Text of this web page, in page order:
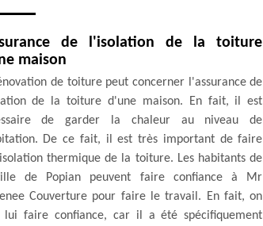
de l'isolation de la toiture
maison
de toiture peut concerner l'assurance de
de la toiture d'une maison. En fait, il est
de garder la chaleur au niveau de
De ce fait, il est très important de faire
thermique de la toiture. Les habitants de
de Popian peuvent faire confiance à Mr
Couverture pour faire le travail. En fait, on
lui faire confiance, car il a été spécifiquement